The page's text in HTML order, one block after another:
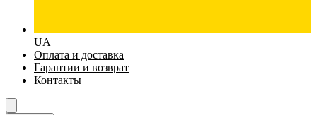
UA
Оплата и доставка
Гарантии и возврат
Контакты